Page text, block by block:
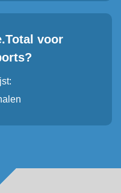
voor